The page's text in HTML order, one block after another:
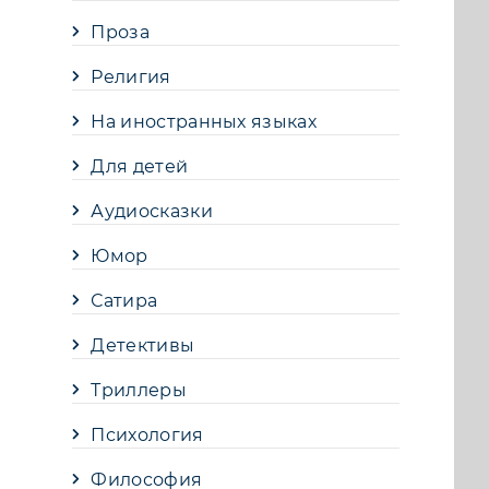
Проза
Религия
На иностранных языках
Для детей
Аудиосказки
Юмор
Сатира
Детективы
Триллеры
Психология
Философия